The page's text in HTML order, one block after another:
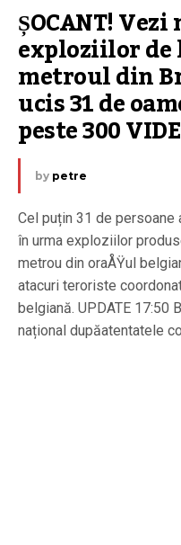
ȘOCANT!
exploziilor de
metroul din
ucis 31 de
peste 300
by petre
Cel puțin 31 de persoane
în urma exploziilor
metrou din oraÅŸul
atacuri teroriste
belgiană. UPDATE 17:50
național dupăatentatele